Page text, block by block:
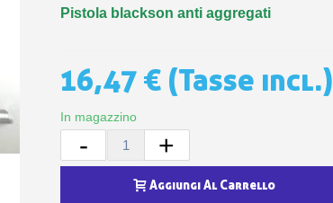
Pistola blackson anti aggregati
16,47 € (Tasse incl.)
In magazzino
- +
Aggiungi Al Carrello